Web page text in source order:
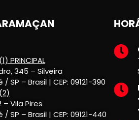
PRINCIPAL
345 – Silveira
SP – Brasil | CEP: 09121-390
– Vila Pires
SP – Brasil | CEP: 09121-440